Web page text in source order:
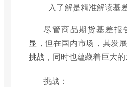
入了解是精准解读基
尽管商品期货基差报
显，但在国内市场，其发
挑战，同时也蕴藏着巨大的
挑战：